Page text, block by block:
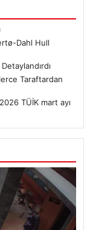
Dahl Hull
Taraftardan
TÜİK mart ayı